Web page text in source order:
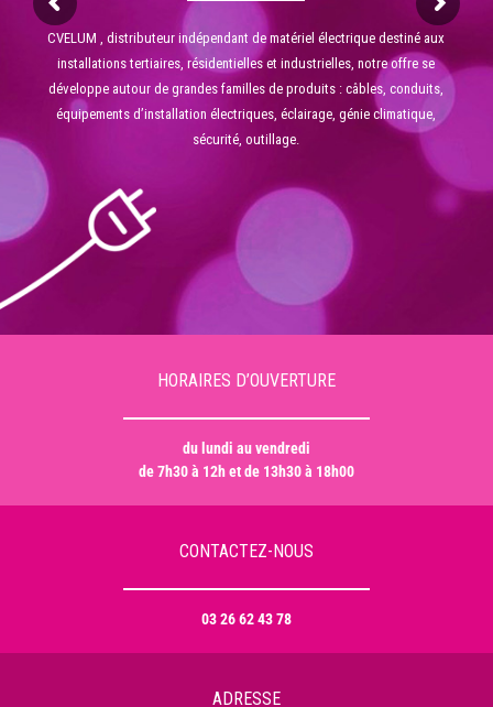
CVELUM , distributeur indépendant de matériel électrique destiné aux
installations tertiaires, résidentielles et industrielles, notre offre se
développe autour de grandes familles de produits : câbles, conduits,
équipements d’installation électriques, éclairage, génie climatique,
sécurité, outillage.
HORAIRES D’OUVERTURE
du lundi au vendredi
de 7h30 à 12h et de 13h30 à 18h00
CONTACTEZ-NOUS
03 26 62 43 78
ADRESSE